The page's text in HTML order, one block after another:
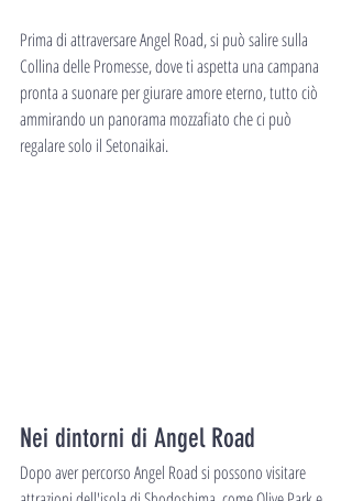
Prima di attraversare Angel Road, si può salire sulla
Collina delle Promesse, dove ti aspetta una campana
pronta a suonare per giurare amore eterno, tutto ciò
ammirando un panorama mozzafiato che ci può
regalare solo il Setonaikai.
Nei dintorni di Angel Road
Dopo aver percorso Angel Road si possono visitare